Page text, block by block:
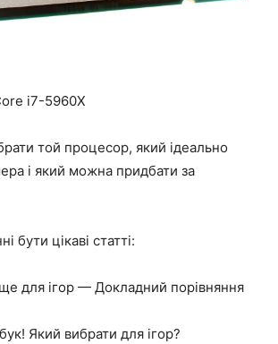
i7-5960X
той процесор, який ідеально
і який можна придбати за
бути цікаві статті:
для ігор — Докладний порівняння
Який вибрати для ігор?